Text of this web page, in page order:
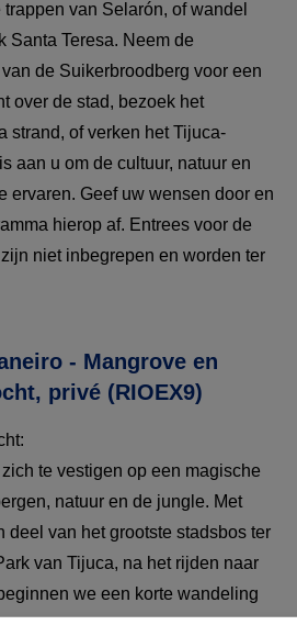
van Selarón, of wandel
Santa Teresa. Neem de
de Suikerbroodberg voor een
over de stad, bezoek het
strand, of verken het Tijuca-
aan u om de cultuur, natuur en
ervaren. Geef uw wensen door en
hierop af. Entrees voor de
niet inbegrepen en worden ter
- Mangrove en
privé (RIOEX9)
te vestigen op een magische
natuur en de jungle. Met
deel van het grootste stadsbos ter
van Tijuca, na het rijden naar
we een korte wandeling